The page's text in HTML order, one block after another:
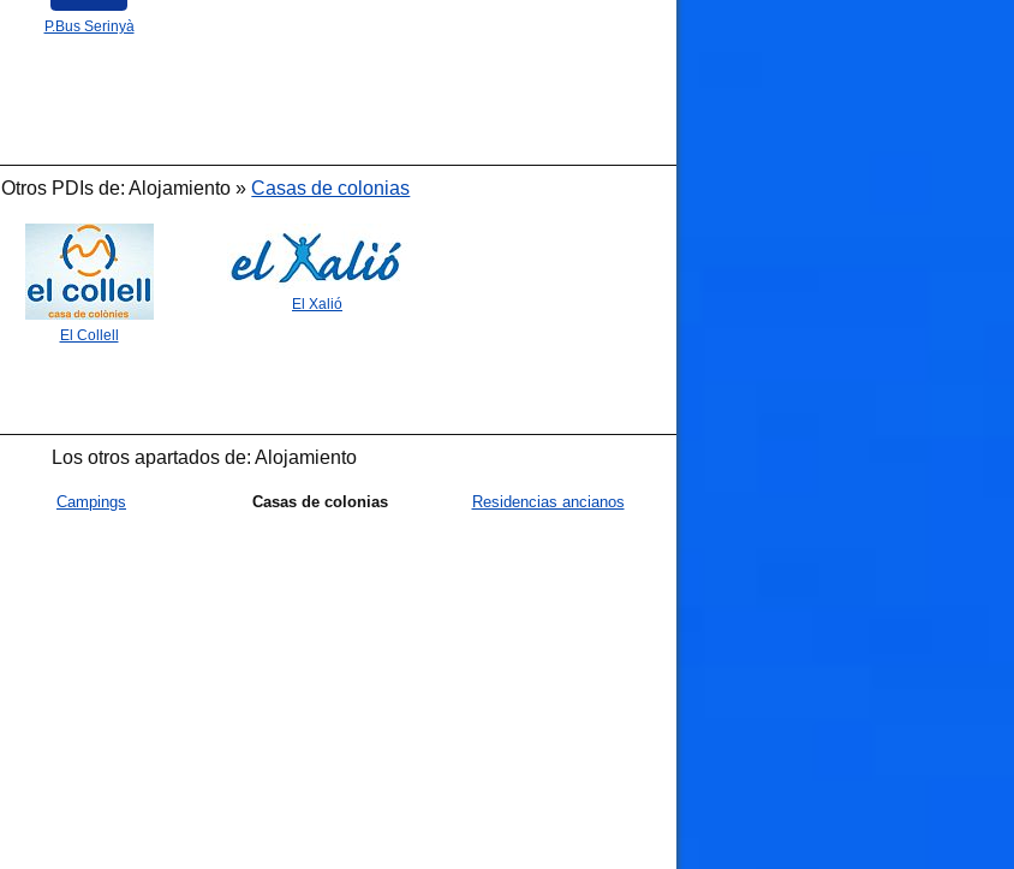
P.Bus Serinyà
Otros PDIs de: Alojamiento »Casas de colonias
El Collell
El Xalió
Los otros apartados de: Alojamiento
Campings Casas de colonias Residencias ancianos